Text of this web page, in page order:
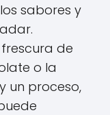
sabores y
de
o la
un proceso,